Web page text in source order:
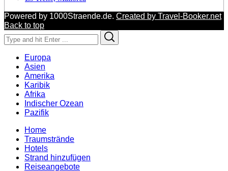
Powered by 1000Straende.de. Created by Travel-Booker.net
Back to top
Search
for:
Europa
Asien
Amerika
Karibik
Afrika
Indischer Ozean
Pazifik
Home
Traumstrände
Hotels
Strand hinzufügen
Reiseangebote